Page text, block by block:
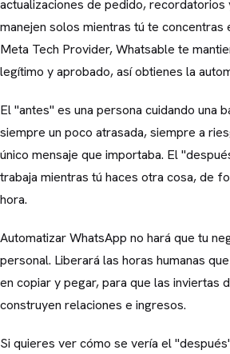
actualizaciones de pedido, recordatorios
manejen solos mientras tú te concentras
Meta Tech Provider, Whatsable te
legítimo y aprobado, así obtienes la
El "antes" es una persona cuidando una
siempre un poco atrasada, siempre a
único mensaje que importaba. El
trabaja mientras tú haces otra cosa, de
hora.
Automatizar WhatsApp no hará que tu
personal. Liberará las horas humanas
en copiar y pegar, para que las inviertas
construyen relaciones e ingresos.
Si quieres ver cómo se vería el